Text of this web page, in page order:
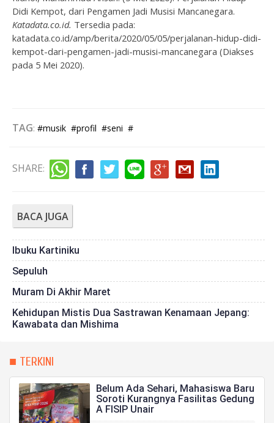
Didi Kempot, dari Pengamen Jadi Musisi Mancanegara.
Katadata.co.id. Tersedia pada:
katadata.co.id/amp/berita/2020/05/05/perjalanan-hidup-didi-
kempot-dari-pengamen-jadi-musisi-mancanegara (Diakses
pada 5 Mei 2020).
TAG: #musik #profil #seni #
SHARE:
BACA JUGA
Ibuku Kartiniku
Sepuluh
Muram Di Akhir Maret
Kehidupan Mistis Dua Sastrawan Kenamaan Jepang:
Kawabata dan Mishima
■ TERKINI
Belum Ada Sehari, Mahasiswa Baru
Soroti Kurangnya Fasilitas Gedung
A FISIP Unair